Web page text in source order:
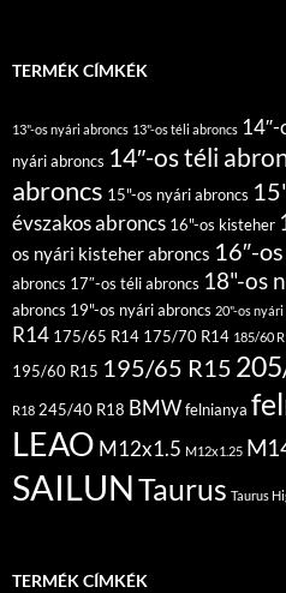
TERMÉK CÍMKÉK
13"-os nyári abroncs 13"-os téli abroncs 14″-
nyári abroncs 14″-os téli
abroncs 15"-os nyári abroncs
évszakos abroncs 16"-os kisteher
os nyári kisteher abroncs 16″-
abroncs 17″-os téli abroncs 18"-os
abroncs 19"-os nyári abroncs 20"-os
R14 175/65 R14 175/70 R14 185/60
195/60 R15 195/65 R15
R18 245/40 R18 BMWfelnianya
LEAO M12x1.5 M12x1.25
SAILUNTaurus Taurus
TERMÉK CÍMKÉK